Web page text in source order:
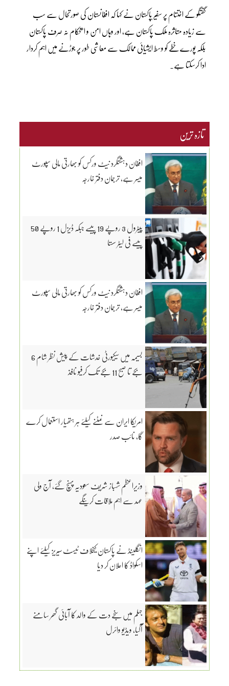
گفتگو کے اختتام پر سفیر پاکستان نے کہا کہ افغانستان کی صورتحال سے سب
سے زیادہ متاثرہ ملک پاکستان ہے، اور وہاں امن و استحکام نہ صرف پاکستان
بلکہ پورے خطے کو وسط ایشیائی ممالک سے معاشی طور پر جوڑنے میں اہم کردار
ادا کرسکتا ہے۔
تازہ ترین
افغان دہشتگرد نیٹ ورکس کو بھارتی مالی سپورٹ
میسر ہے، ترجمان دفتر خارجہ
پیٹرول 3 روپے 19 پیسے جبکہ ڈیزل 1 روپے 50
پیسے فی لیٹر سستا
افغان دہشتگرد نیٹ ورکس کو بھارتی مالی سپورٹ
میسر ہے، ترجمان دفتر خارجہ
بسیمہ میں سیکیورٹی خدشات کے پیش نظر شام 6
بجے تا صبح 11 بجے تک کرفیو نافذ
امریکا ایران سے نمٹنے کیلئے ہر ہتھیار استعمال کرے
گا، نائب صدر
وزیراعظم شہباز شریف سعودیہ پہنچ گئے، آج ولی
عہد سے اہم ملاقات کرینگے
انگلینڈ نے پاکستان کیخلاف ٹیسٹ سیریز کیلئے اپنے
اسکواڈ کا اعلان کر دیا
جہلم میں سنجے دت کے والد کا آبائی گھر سامنے
آگیا، ویڈیو وائرل